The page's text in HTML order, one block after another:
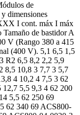
de
dimensiones
I cont. máx I máx
de bastidor A
V (Rango 380 a 415
(400 V). 5,1 6,5 1,5
R2 6,5 8,2 2,2 5,9
8,5 10,8 3 7,7 3 5,7
4 10,2 4 7,5 3 62
5,5 9,3 4 62 200
5,5 62 250 69
62 340 69 ACS800-